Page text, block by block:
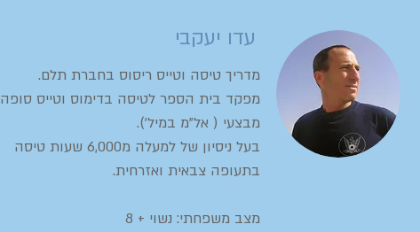
עדו יעקבי
מדריך טיסה וטייס ריסוס בחברת תלם.
מפקד בית הספר לטיסה בדימוס וטייס סופה
מבצעי ( אל"מ במיל').
בעל ניסיון של למעלה מ6,000 שעות טיסה
בתעופה צבאית ואזרחית.
מצב משפחתי: נשוי + 8